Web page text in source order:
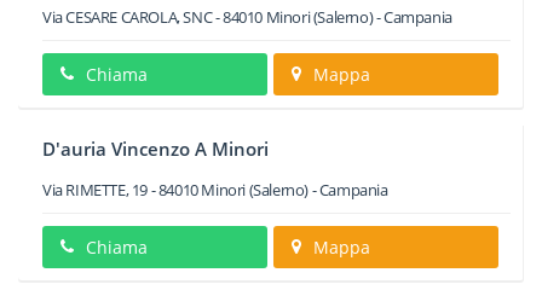
Via CESARE CAROLA, SNC-84010 Minori(Salerno) -Campania
Chiama Mappa
D'auria Vincenzo A Minori
Via RIMETTE, 19-84010Minori(Salerno) -Campania
Chiama Mappa